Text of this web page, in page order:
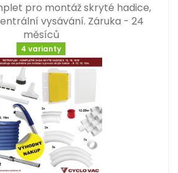
pro montáž skryté hadice,
vysávání. Záruka - 24
měsíců
4 varianty